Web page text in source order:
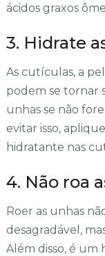
ácidos graxos
3. Hidrate
As cutículas, a
podem se tornar
unhas se não
evitar isso,
hidratante nas
4. Não roa
Roer as unhas
desagradável,
Além disso, é um